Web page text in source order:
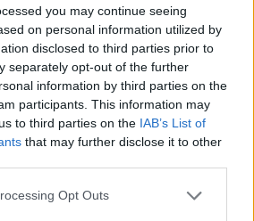
you may continue seeing
on personal information utilized by
disclosed to third parties prior to
separately opt-out of the further
information by third parties on the
participants. This information may
to third parties on the IAB’s List of
that may further disclose it to other
app uses one or more Google
Opt Outs